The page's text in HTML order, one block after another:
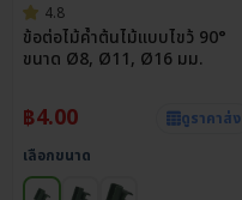
4.8
ข้อต่อไม้ค้ำต้นไม้แบบไขว้ 90°
ขนาด Ø8, Ø11, Ø16 มม.
฿4.00
ดูราคาส่ง
เลือกขนาด